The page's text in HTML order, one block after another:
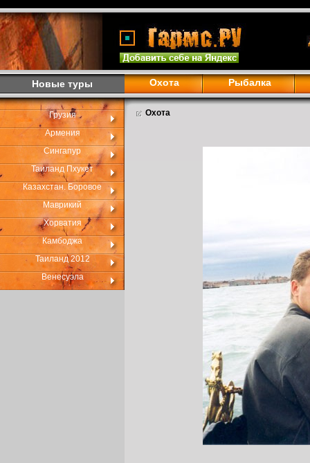
Новые туры Охота Рыбалка
Грузия
Армения
Сингапур
Таиланд Пхукет
Казахстан. Боровое
Маврикий
Хорватия
Камбоджа
Таиланд 2012
Венесуэла
Охота